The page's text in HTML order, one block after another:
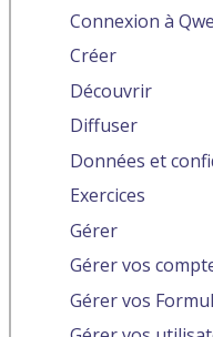
Connexion à
Créer
Découvrir
Diffuser
Données et
Exercices
Gérer
Gérer vos
Gérer vos